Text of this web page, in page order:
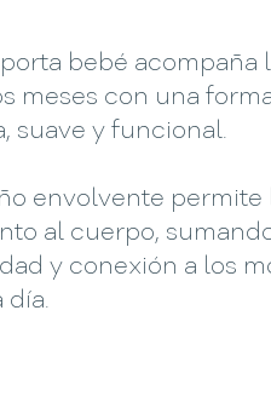
bebé acompaña
meses con una
suave y funcional.
envolvente permite
al cuerpo,
y conexión a los
día.